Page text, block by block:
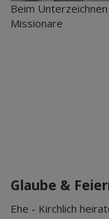
Beim
Missionare
Glaube &
Ehe - Kirchlich